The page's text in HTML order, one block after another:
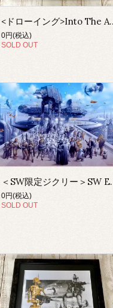
<ドローイン
0円(税込)
SOLD OUT
＜SW限定ジ
0円(税込)
SOLD OUT